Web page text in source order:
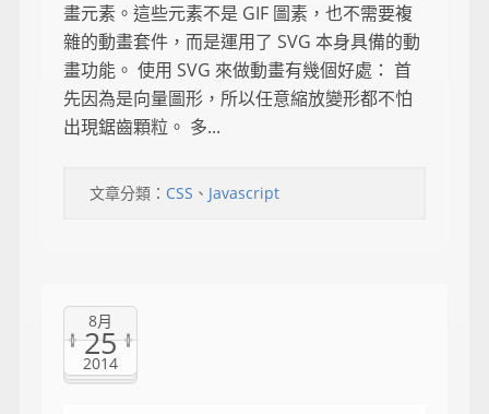
畫元素。這些元素不是 GIF 圖素，也不需要複
雜的動畫套件，而是運用了 SVG 本身具備的動
畫功能。 使用 SVG 來做動畫有幾個好處： 首
先因為是向量圖形，所以任意縮放變形都不怕
出現鋸齒顆粒。 多...
文章分類： CSS 、 Javascript
8月
25
2014